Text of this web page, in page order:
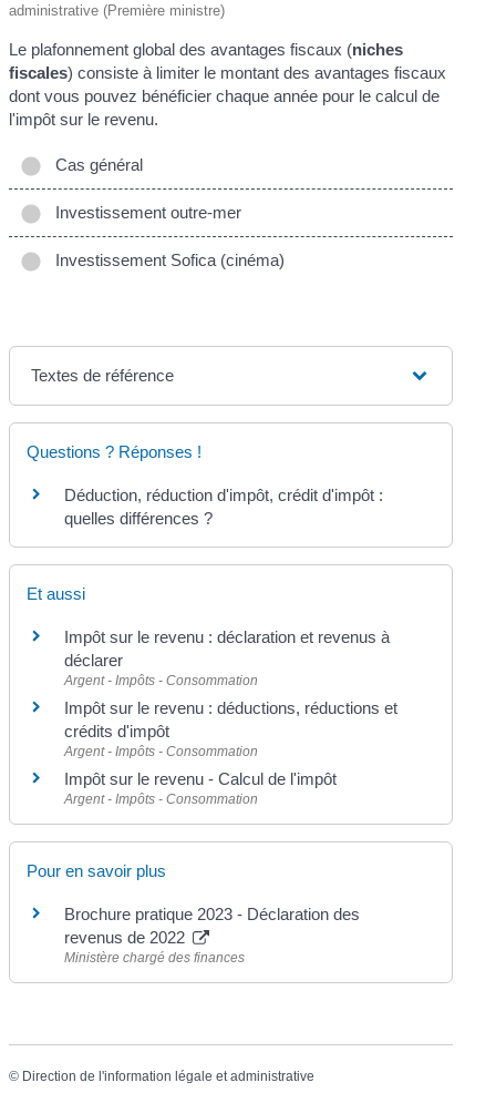
administrative (Première ministre)
Le plafonnement global des avantages fiscaux (niches
fiscales) consiste à limiter le montant des avantages fiscaux
dont vous pouvez bénéficier chaque année pour le calcul de
l'impôt sur le revenu.
Cas général
Investissement outre-mer
Investissement Sofica (cinéma)
Textes de référence
Questions ? Réponses !
Déduction, réduction d'impôt, crédit d'impôt :
quelles différences ?
Et aussi
Impôt sur le revenu : déclaration et revenus à
déclarer
Argent - Impôts - Consommation
Impôt sur le revenu : déductions, réductions et
crédits d'impôt
Argent - Impôts - Consommation
Impôt sur le revenu - Calcul de l'impôt
Argent - Impôts - Consommation
Pour en savoir plus
Brochure pratique 2023 - Déclaration des
revenus de 2022
Ministère chargé des finances
© Direction de l'information légale et administrative